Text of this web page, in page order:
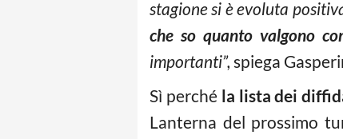
stagione si è evoluta
che so quanto valgono
importanti”, spiega
Sì perché la lista dei
Lanterna del prossimo